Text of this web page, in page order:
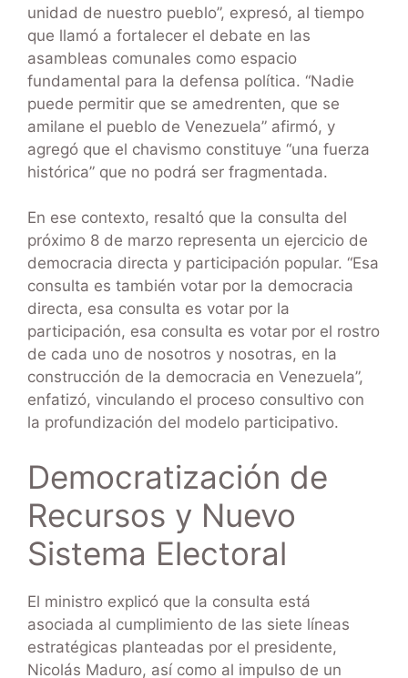
unidad de nuestro pueblo”, expresó, al tiempo
que llamó a fortalecer el debate en las
asambleas comunales como espacio
fundamental para la defensa política. “Nadie
puede permitir que se amedrenten, que se
amilane el pueblo de Venezuela” afirmó, y
agregó que el chavismo constituye “una fuerza
histórica” que no podrá ser fragmentada.
En ese contexto, resaltó que la consulta del
próximo 8 de marzo representa un ejercicio de
democracia directa y participación popular. “Esa
consulta es también votar por la democracia
directa, esa consulta es votar por la
participación, esa consulta es votar por el rostro
de cada uno de nosotros y nosotras, en la
construcción de la democracia en Venezuela”,
enfatizó, vinculando el proceso consultivo con
la profundización del modelo participativo.
Democratización de
Recursos y Nuevo
Sistema Electoral
El ministro explicó que la consulta está
asociada al cumplimiento de las siete líneas
estratégicas planteadas por el presidente,
Nicolás Maduro, así como al impulso de un